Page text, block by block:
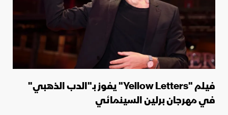
فيلم "Yellow Letters" يفوز بـ"الدب الذهبي"
في مهرجان برلين السينمائي